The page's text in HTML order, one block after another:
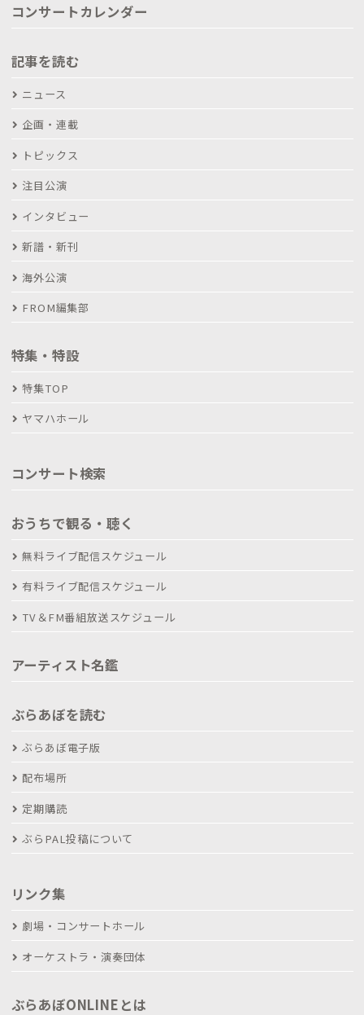
コンサートカレンダー
記事を読む
ニュース
企画・連載
トピックス
注目公演
インタビュー
新譜・新刊
海外公演
FROM編集部
特集・特設
特集TOP
ヤマハホール
コンサート検索
おうちで観る・聴く
無料ライブ配信スケジュール
有料ライブ配信スケジュール
TV＆FM番組放送スケジュール
アーティスト名鑑
ぶらあぼを読む
ぶらあぼ電子版
配布場所
定期購読
ぶらPAL投稿について
リンク集
劇場・コンサートホール
オーケストラ・演奏団体
ぶらあぼONLINEとは